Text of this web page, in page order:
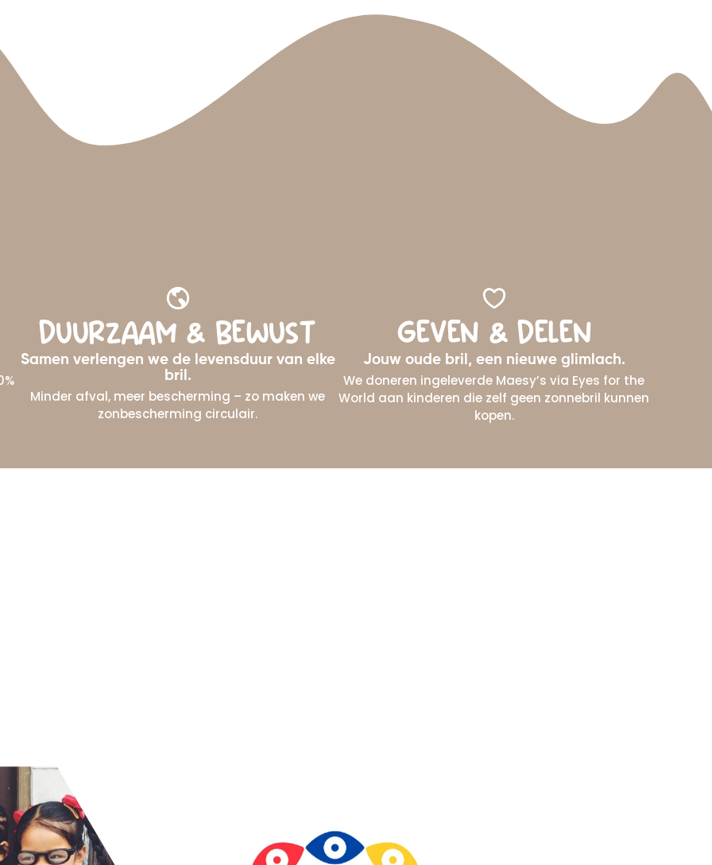
DUURZAAM & BEWUST
Samen verlengen we de levensduur van elke
bril.
Minder afval, meer bescherming – zo maken we
zonbescherming circulair.
GEVEN & DELEN
Jouw oude bril, een nieuwe glimlach.
We doneren ingeleverde Maesy’s via Eyes for the
World aan kinderen die zelf geen zonnebril kunnen
kopen.